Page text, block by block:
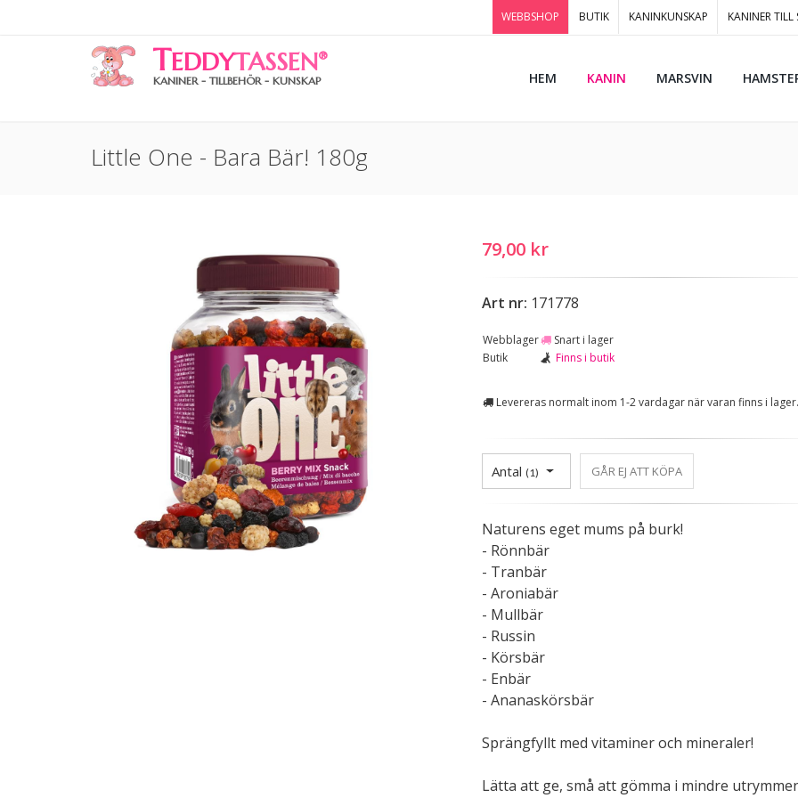
WEBBSHOP BUTIK KANINKUNSKAP KANINER TILL
TEDDYTASSEN®
KANINER - TILLBEHÖR - KUNSKAP HEM KANIN MARSVIN
Little One - Bara Bär! 180g
79,00 kr
Art nr: 171778
Webblager
Snart i lager
Butik
Finns i butik
Levereras normalt inom 1-2 vardagar när varan finns i lager.
Antal (1) GÅR EJ ATT KÖPA
Naturens eget mums på burk!
- Rönnbär
- Tranbär
- Aroniabär
- Mullbär
- Russin
- Körsbär
- Enbär
- Ananaskörsbär
Sprängfyllt med vitaminer och mineraler!
Lätta att ge, små att gömma i mindre